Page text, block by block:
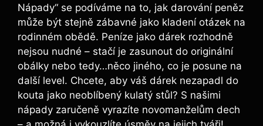
Nápady“ se podíváme na to, jak darování peněz
může být stejně zábavné jako kladení otázek na
rodinném obědě. Peníze jako dárek rozhodně
nejsou nudné – stačí je zasunout do originální
obálky nebo tedy…něco jiného, co je posune na
další level. Chcete, aby váš dárek nezapadl do
kouta jako neoblíbený kulatý stůl? S našimi
nápady zaručeně vyrazíte novomanželům dech